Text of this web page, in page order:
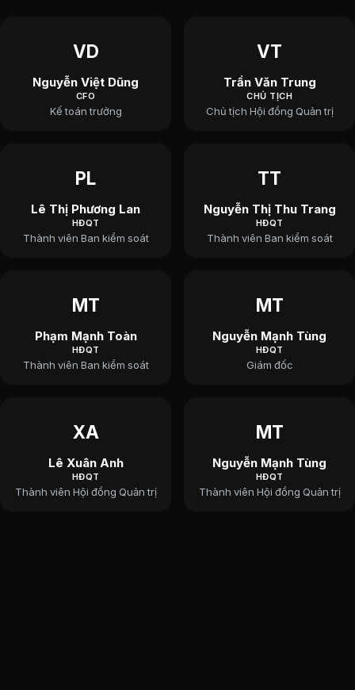
VD
Nguyễn Việt Dũng
CFO
Kế toán trưởng
VT
Trần Văn Trung
CHỦ TỊCH
Chủ tịch Hội đồng Quản trị
PL
Lê Thị Phương Lan
HĐQT
Thành viên Ban kiểm soát
TT
Nguyễn Thị Thu Trang
HĐQT
Thành viên Ban kiểm soát
MT
Phạm Mạnh Toàn
HĐQT
Thành viên Ban kiểm soát
MT
Nguyễn Mạnh Tùng
HĐQT
Giám đốc
XA
Lê Xuân Anh
HĐQT
Thành viên Hội đồng Quản trị
MT
Nguyễn Mạnh Tùng
HĐQT
Thành viên Hội đồng Quản trị